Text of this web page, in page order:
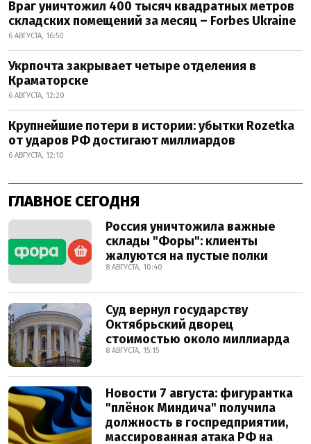
Враг уничтожил 400 тысяч квадратных метров
складских помещений за месяц – Forbes Ukraine
6 АВГУСТА, 16:50
Укрпочта закрывает четыре отделения в
Краматорске
6 АВГУСТА, 12:20
Крупнейшие потери в истории: убытки Rozetka
от ударов РФ достигают миллиардов
6 АВГУСТА, 12:10
ГЛАВНОЕ СЕГОДНЯ
Россия уничтожила важные
склады "Форы": клиенты
жалуются на пустые полки
8 АВГУСТА, 10:40
Суд вернул государству
Октябрьский дворец
стоимостью около миллиарда
8 АВГУСТА, 15:15
Новости 7 августа: фигурантка
"плёнок Миндича" получила
должность в госпредприятии,
массированная атака РФ на